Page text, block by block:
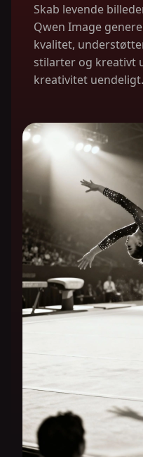
Skab levende
Qwen Image
kvalitet,
stilarter og kreativt
kreativitet uendeligt.